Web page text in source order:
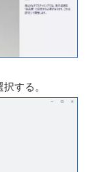
た画像の上